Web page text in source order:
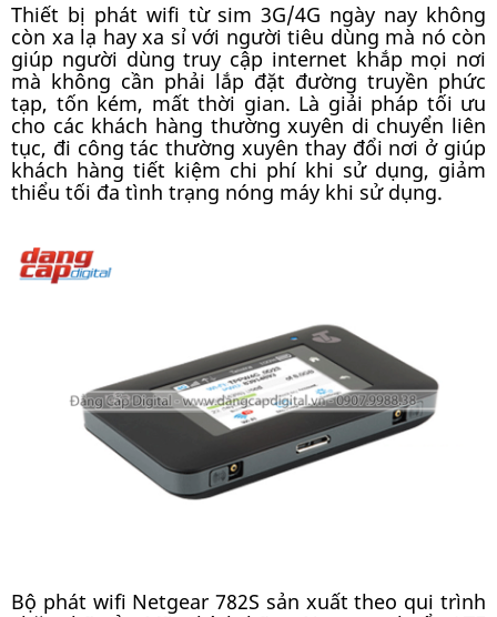
Thiết bị phát wifi từ sim 3G/4G ngày nay không
còn xa lạ hay xa sỉ với người tiêu dùng mà nó còn
giúp người dùng truy cập internet khắp mọi nơi
mà không cần phải lắp đặt đường truyền phức
tạp, tốn kém, mất thời gian. Là giải pháp tối ưu
cho các khách hàng thường xuyên di chuyển liên
tục, đi công tác thường xuyên thay đổi nơi ở giúp
khách hàng tiết kiệm chi phí khi sử dụng, giảm
thiểu tối đa tình trạng nóng máy khi sử dụng.
Bộ phát wifi Netgear 782S sản xuất theo qui trình